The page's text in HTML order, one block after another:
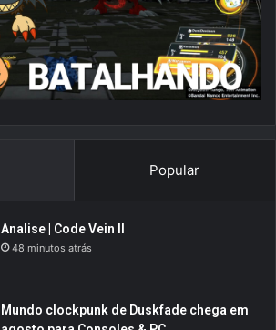
Popular
Analise | Code Vein II
48 minutos atrás
Mundo clockpunk de Duskfade chega em